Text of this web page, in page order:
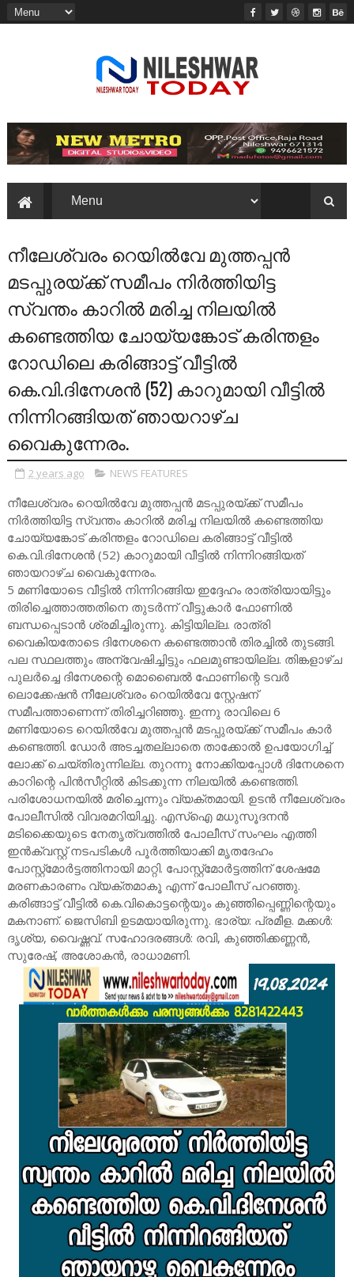
നീലേശ്വരം റെയിൽവേ മുത്തപ്പൻ
മടപ്പുരയ്ക്ക് സമീപം നിർത്തിയിട്ട
സ്വന്തം കാറിൽ മരിച്ച നിലയിൽ
കണ്ടെത്തിയ ചോയ്യങ്കോട് കരിന്തളം
റോഡിലെ കരിങ്ങാട്ട് വീട്ടിൽ
കെ.വി.ദിനേശൻ (52) കാറുമായി വീട്ടിൽ
നിന്നിറങ്ങിയത് ഞായറാഴ്ച
വൈകുന്നേരം.
2 years ago NEWS FEATURES
നീലേശ്വരം റെയിൽവേ മുത്തപ്പൻ മടപ്പുരയ്ക്ക് സമീപം
നിർത്തിയിട്ട സ്വന്തം കാറിൽ മരിച്ച നിലയിൽ കണ്ടെത്തിയ
ചോയ്യങ്കോട് കരിന്തളം റോഡിലെ കരിങ്ങാട്ട് വീട്ടിൽ
കെ.വി.ദിനേശൻ (52) കാറുമായി വീട്ടിൽ നിന്നിറങ്ങിയത്
ഞായറാഴ്ച വൈകുന്നേരം.
5 മണിയോടെ വീട്ടിൽ നിന്നിറങ്ങിയ ഇദ്ദേഹം രാത്രിയായിട്ടും
തിരിച്ചെത്താത്തതിനെ തുടർന്ന് വീട്ടുകാർ ഫോണിൽ
ബന്ധപ്പെടാൻ ശ്രമിച്ചിരുന്നു. കിട്ടിയില്ല. രാത്രി
വൈകിയതോടെ ദിനേശനെ കണ്ടെത്താൻ തിരച്ചിൽ തുടങ്ങി.
പല സ്ഥലത്തും അന്വേഷിച്ചിട്ടും ഫലമുണ്ടായില്ല. തിങ്കളാഴ്ച
പുലർച്ചെ ദിനേശന്റെ മൊബൈൽ ഫോണിന്റെ ടവർ
ലൊക്കേഷൻ നീലേശ്വരം റെയിൽവേ സ്റ്റേഷന്
സമീപത്താണെന്ന് തിരിച്ചറിഞ്ഞു. ഇന്നു രാവിലെ 6
മണിയോടെ റെയിൽവേ മുത്തപ്പൻ മടപ്പുരയ്ക്ക് സമീപം കാർ
കണ്ടെത്തി. ഡോർ അടച്ചതല്ലാതെ താക്കോൽ ഉപയോഗിച്ച്
ലോക്ക് ചെയ്തിരുന്നില്ല. തുറന്നു നോക്കിയപ്പോൾ ദിനേശനെ
കാറിന്റെ പിൻസീറ്റിൽ കിടക്കുന്ന നിലയിൽ കണ്ടെത്തി.
പരിശോധനയിൽ മരിച്ചെന്നും വ്യക്തമായി. ഉടൻ നീലേശ്വരം
പോലീസിൽ വിവരമറിയിച്ചു. എസ്ഐ മധുസൂദനൻ
മടിക്കൈയുടെ നേതൃത്വത്തിൽ പോലീസ് സംഘം എത്തി
ഇൻക്വസ്റ്റ് നടപടികൾ പൂർത്തിയാക്കി മൃതദേഹം
പോസ്റ്റ്മോർട്ടത്തിനായി മാറ്റി. പോസ്റ്റ്മോർട്ടത്തിന് ശേഷമേ
മരണകാരണം വ്യക്തമാകൂ എന്ന് പോലീസ് പറഞ്ഞു.
കരിങ്ങാട്ട് വീട്ടിൽ കെ.വികൊട്ടന്റെയും കുഞ്ഞിപ്പെണ്ണിന്റെയും
മകനാണ്. ജെസിബി ഉടമയായിരുന്നു. ഭാര്യ: പ്രമീള. മക്കൾ:
ദൃശ്യ, വൈഷ്ണവ്. സഹോദരങ്ങൾ: രവി, കുഞ്ഞിക്കണ്ണൻ,
സുരേഷ്, അശോകൻ, രാധാമണി.